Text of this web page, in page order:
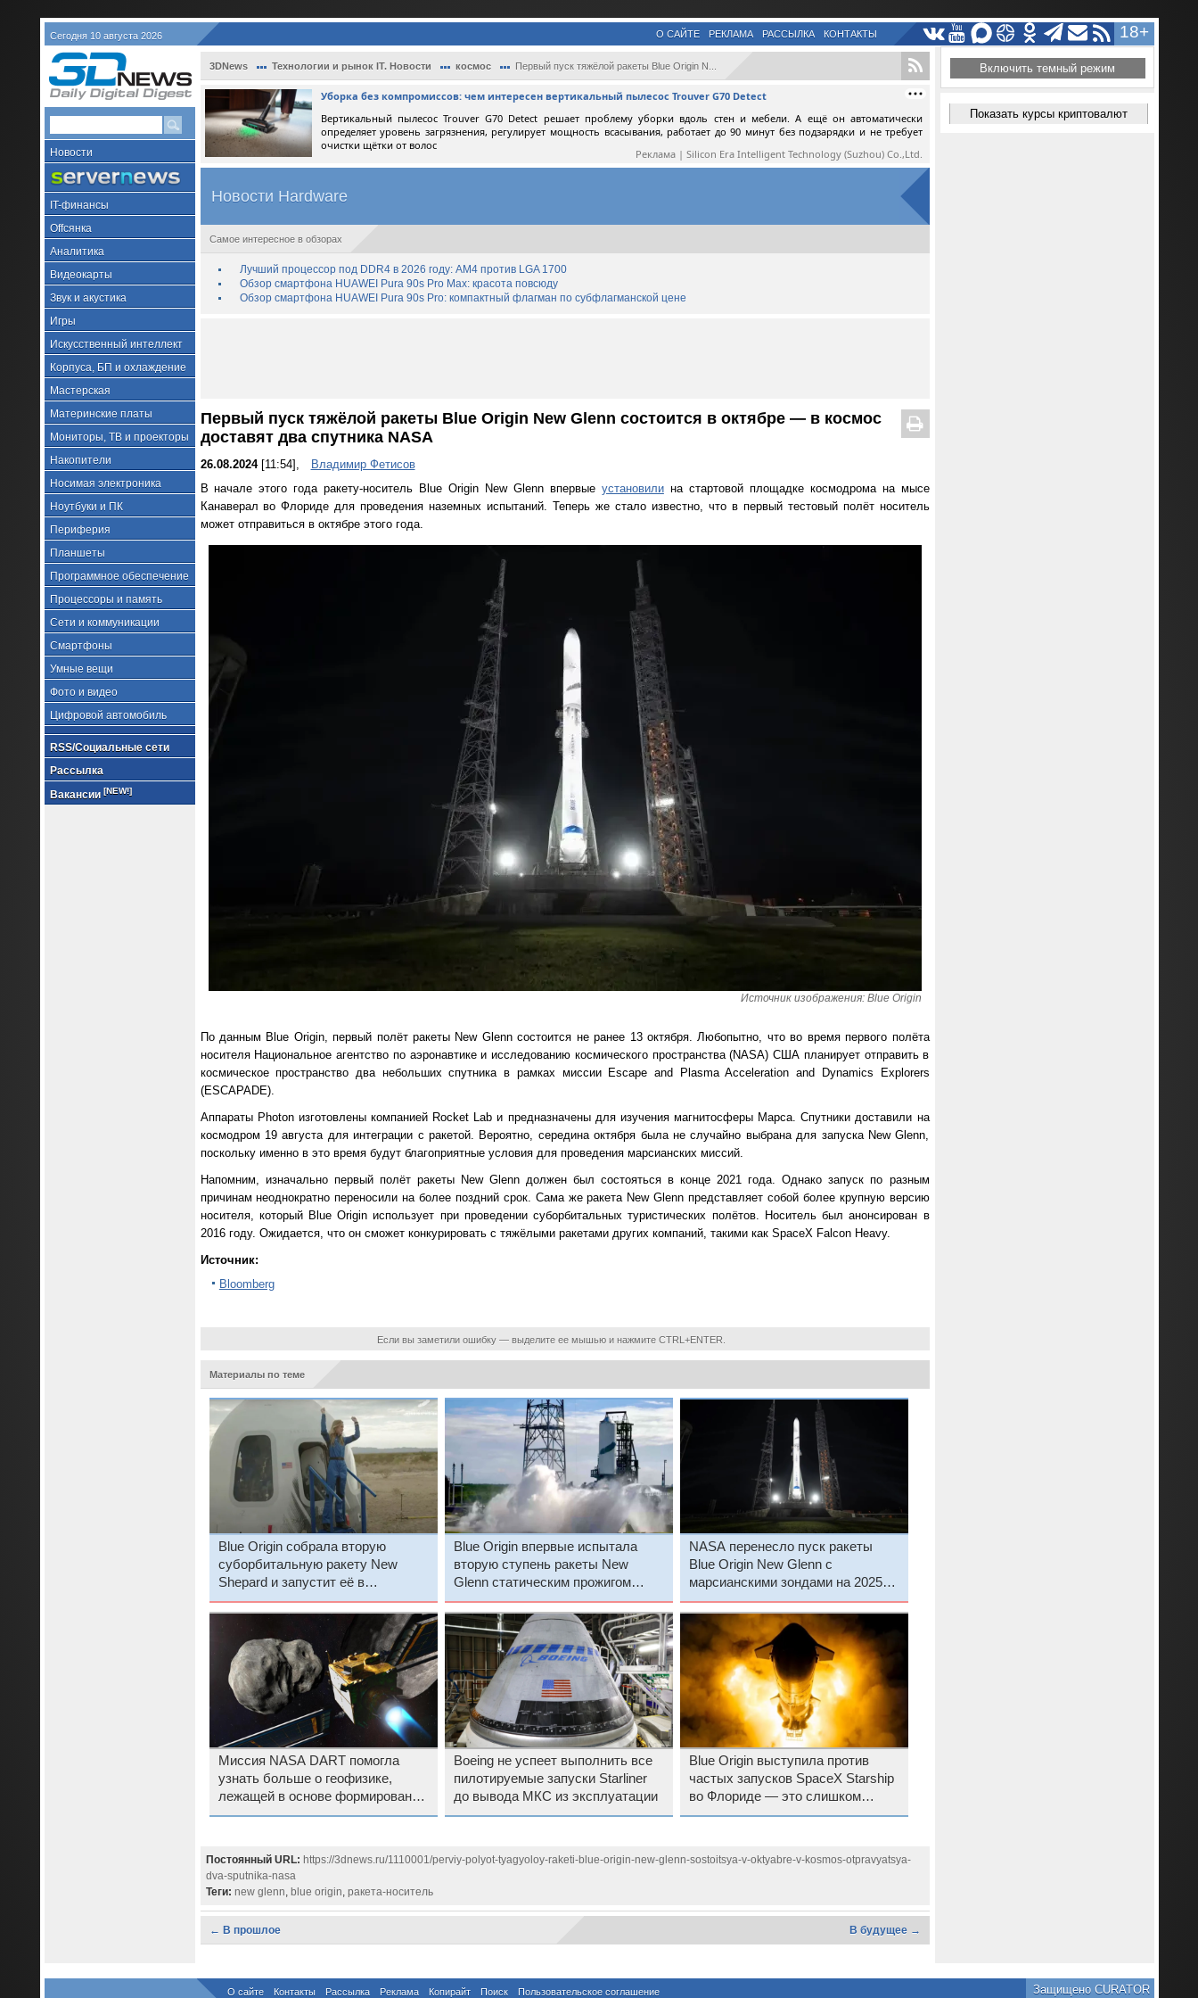
Сегодня 10 августа 2026 18+
О САЙТЕ РЕКЛАМА РАССЫЛКА КОНТАКТЫ
Новости
IT-финансы
Offсянка
Аналитика
Видеокарты
Звук и акустика
Игры
Искусственный интеллект
Корпуса, БП и охлаждение
Мастерская
Материнские платы
Мониторы, ТВ и проекторы
Накопители
Носимая электроника
Ноутбуки и ПК
Периферия
Планшеты
Программное обеспечение
Процессоры и память
Сети и коммуникации
Смартфоны
Умные вещи
Фото и видео
Цифровой автомобиль
RSS/Социальные сети
Рассылка
Вакансии [NEW!]
3DNews Технологии и рынок IT. Новости космос Первый пуск тяжёлой ракеты Blue Origin N...
Уборка без компромиссов: чем интересен вертикальный пылесос Trouver G70 Detect
Вертикальный пылесос Trouver G70 Detect решает проблему уборки вдоль стен и мебели. А ещё он автоматически
определяет уровень загрязнения, регулирует мощность всасывания, работает до 90 минут без подзарядки и не требует
очистки щётки от волос
Реклама | Silicon Era Intelligent Technology (Suzhou) Co.,Ltd.
Новости Hardware
Самое интересное в обзорах
Лучший процессор под DDR4 в 2026 году: AM4 против LGA 1700
Обзор смартфона HUAWEI Pura 90s Pro Max: красота повсюду
Обзор смартфона HUAWEI Pura 90s Pro: компактный флагман по субфлагманской цене
Первый пуск тяжёлой ракеты Blue Origin New Glenn состоится в октябре — в космос
доставят два спутника NASA
26.08.2024[11:54],
Владимир Фетисов
В начале этого года ракету-носитель Blue Origin New Glenn впервые установилина стартовой площадке космодрома на мысе
Канаверал во Флориде для проведения наземных испытаний. Теперь же стало известно, что в первый тестовый полёт носитель
может отправиться в октябре этого года.
Источник изображения: Blue Origin
По данным Blue Origin, первый полёт ракеты New Glenn состоится не ранее 13 октября. Любопытно, что во время первого полёта
носителя Национальное агентство по аэронавтике и исследованию космического пространства (NASA) США планирует отправить в
космическое пространство два небольших спутника в рамках миссии Escape and Plasma Acceleration and Dynamics Explorers
(ESCAPADE).
Аппараты Photon изготовлены компанией Rocket Lab и предназначены для изучения магнитосферы Марса. Спутники доставили на
космодром 19 августа для интеграции с ракетой. Вероятно, середина октября была не случайно выбрана для запуска New Glenn,
поскольку именно в это время будут благоприятные условия для проведения марсианских миссий.
Напомним, изначально первый полёт ракеты New Glenn должен был состояться в конце 2021 года. Однако запуск по разным
причинам неоднократно переносили на более поздний срок. Сама же ракета New Glenn представляет собой более крупную версию
носителя, который Blue Origin использует при проведении суборбитальных туристических полётов. Носитель был анонсирован в
2016 году. Ожидается, что он сможет конкурировать с тяжёлыми ракетами других компаний, такими как SpaceX Falcon Heavy.
Источник:
Bloomberg
Если вы заметили ошибку — выделите ее мышью и нажмите CTRL+ENTER.
Материалы по теме
Blue Origin собрала вторую
суборбитальную ракету New
Shepard и запустит её в
понедельник с монолитом
Blue Origin впервые испытала
вторую ступень ракеты New
Glenn статическим прожигом
ракетных двигателей
NASA перенесло пуск ракеты
Blue Origin New Glenn с
марсианскими зондами на 2025
год, чтобы избежать перерасхода
средств
Миссия NASA DART помогла
узнать больше о геофизике,
лежащей в основе формирования
и эволюции астероидов
Boeing не успеет выполнить все
пилотируемые запуски Starliner
до вывода МКС из эксплуатации
Blue Origin выступила против
частых запусков SpaceX Starship
во Флориде — это слишком
опасно
Постоянный URL: https://3dnews.ru/1110001/perviy-polyot-tyagyoloy-raketi-blue-origin-new-glenn-sostoitsya-v-oktyabre-v-kosmos-otpravyatsya-
dva-sputnika-nasa
Теги: new glenn, blue origin, ракета-носитель
← В прошлое В будущее →
Включить темный режим
Показать курсы криптовалют
О сайте Контакты Рассылка Реклама Копирайт Поиск Пользовательское соглашение Защищено CURATOR